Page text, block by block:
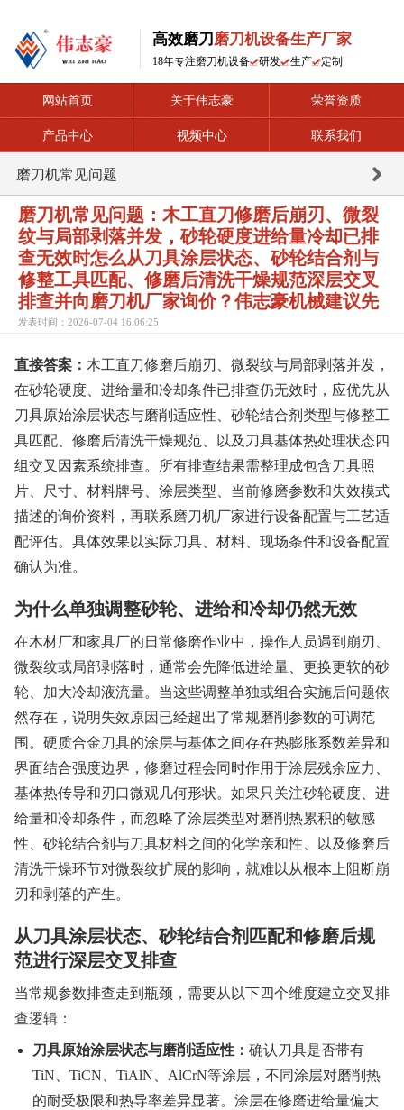
高效磨刀 磨刀机设备生产厂家
18年专注磨刀机设备 研发 生产 定制
网站首页 关于伟志豪 荣誉资质
产品中心 视频中心 联系我们
磨刀机常见问题
磨刀机常见问题：木工直刀修磨后崩刃、微裂
纹与局部剥落并发，砂轮硬度进给量冷却已排
查无效时怎么从刀具涂层状态、砂轮结合剂与
修整工具匹配、修磨后清洗干燥规范深层交叉
排查并向磨刀机厂家询价？伟志豪机械建议先
发表时间：2026-07-04 16:06:25
直接答案： 木工直刀修磨后崩刃、微裂纹与局部剥落并发，
在砂轮硬度、进给量和冷却条件已排查仍无效时，应优先从
刀具原始涂层状态与磨削适应性、砂轮结合剂类型与修整工
具匹配、修磨后清洗干燥规范、以及刀具基体热处理状态四
组交叉因素系统排查。所有排查结果需整理成包含刀具照
片、尺寸、材料牌号、涂层类型、当前修磨参数和失效模式
描述的询价资料，再联系磨刀机厂家进行设备配置与工艺适
配评估。具体效果以实际刀具、材料、现场条件和设备配置
确认为准。
为什么单独调整砂轮、进给和冷却仍然无效
在木材厂和家具厂的日常修磨作业中，操作人员遇到崩刃、
微裂纹或局部剥落时，通常会先降低进给量、更换更软的砂
轮、加大冷却液流量。当这些调整单独或组合实施后问题依
然存在，说明失效原因已经超出了常规磨削参数的可调范
围。硬质合金刀具的涂层与基体之间存在热膨胀系数差异和
界面结合强度边界，修磨过程会同时作用于涂层残余应力、
基体热传导和刃口微观几何形状。如果只关注砂轮硬度、进
给量和冷却条件，而忽略了涂层类型对磨削热累积的敏感
性、砂轮结合剂与刀具材料之间的化学亲和性、以及修磨后
清洗干燥环节对微裂纹扩展的影响，就难以从根本上阻断崩
刃和剥落的产生。
从刀具涂层状态、砂轮结合剂匹配和修磨后规
范进行深层交叉排查
当常规参数排查走到瓶颈，需要从以下四个维度建立交叉排
查逻辑：
刀具原始涂层状态与磨削适应性： 确认刀具是否带有
TiN、TiCN、TiAlN、AlCrN等涂层，不同涂层对磨削热
的耐受极限和热导率差异显著。涂层在修磨进给量偏大